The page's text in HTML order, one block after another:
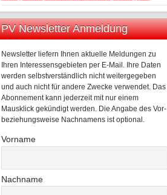
PV Newsletter Anmeldung
Newsletter liefern Ihnen aktuelle Meldungen zu
Ihren Interessensgebieten per E-Mail. Ihre Daten
werden selbstverständlich nicht weitergegeben
und auch nicht für andere Zwecke verwendet. Das
Abonnement kann jederzeit mit nur einem
Mausklick gekündigt werden. Die Angabe des Vor-
beziehungsweise Nachnamens ist optional.
Vorname
Nachname